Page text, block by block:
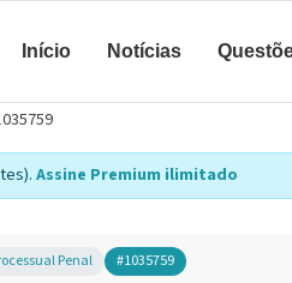
Início Notícias
Assine Premium ilimitado
Penal #1035759